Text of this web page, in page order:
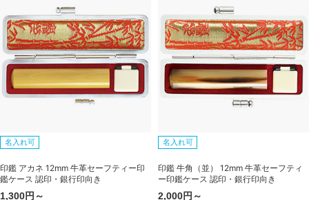
名入れ可
印鑑 アカネ 12mm 牛革セーフティー印
鑑ケース 認印・銀行印向き
1,300円～
名入れ可
印鑑 牛角（並） 12mm 牛革セーフティ
ー印鑑ケース 認印・銀行印向き
2,000円～